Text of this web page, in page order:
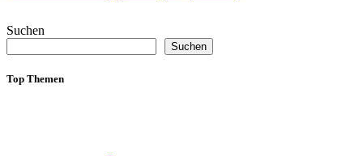
Suchen
Suchen
Top Themen